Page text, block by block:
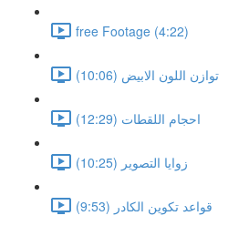
free Footage (4:22)
توازن اللون الابيض (10:06)
احجام اللقطات (12:29)
زوايا التصوير (10:25)
قواعد تكوين الكادر (9:53)